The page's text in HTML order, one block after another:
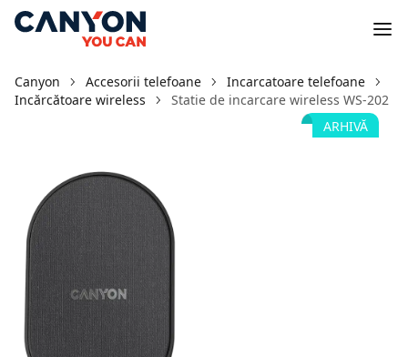
Canyon Accesorii telefoane
Incarcatoare telefoane
Incărcătoare wireless
Statie de incarcare wireless WS-202
ARHIVĂ